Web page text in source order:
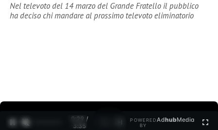
Nel televoto del 14 marzo del Grande Fratello il pubblico
ha deciso chi mandare al prossimo televoto eliminatorio
0:30 /
3:35
POWERED
BY
AdhubMedia